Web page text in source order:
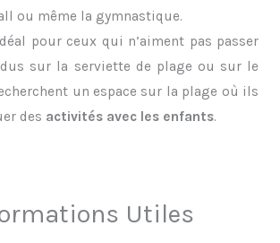
ou même la gymnastique.
pour ceux qui n’aiment pas passer
sur la serviette de plage ou sur le
un espace sur la plage où ils
des activités avec les enfants.
Utiles